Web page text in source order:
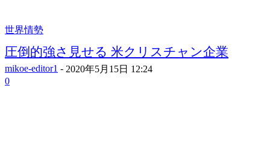
世界情勢
圧倒的強さ見せる 米クリスチャン企業
mikoe-editor1 - 2020年5月15日 12:24
0